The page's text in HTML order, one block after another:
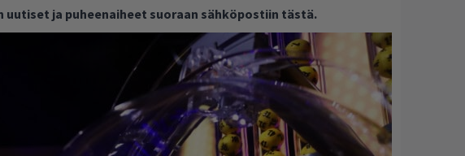
uutiset ja puheenaiheet suoraan sähköpostiin tästä.